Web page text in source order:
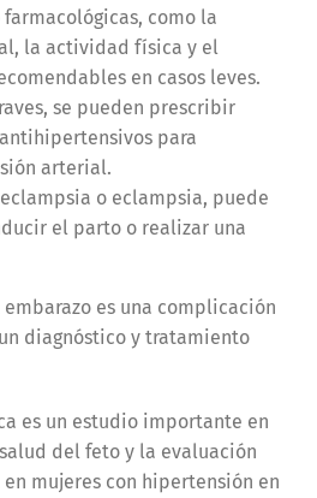
como la
la actividad física y el
en casos leves.
se pueden prescribir
para
arterial.
o eclampsia, puede
el parto o realizar una
es una complicación
diagnóstico y tratamiento
es un estudio importante en
del feto y la evaluación
mujeres con hipertensión en